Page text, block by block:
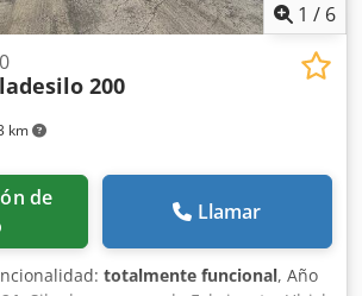
1 / 6
km
200
Llamar
totalmente funcional, Año